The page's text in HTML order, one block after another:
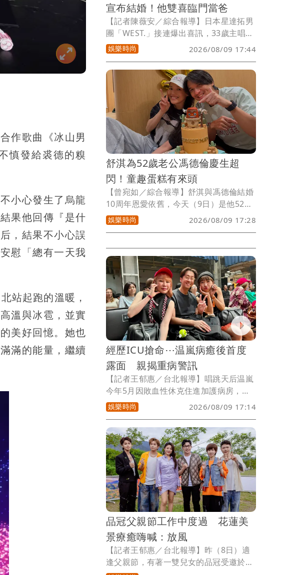
作歌曲《冰山男
慎發給裘德的糗
小心發生了烏龍
果他回傳『是什
，結果不小心誤
慰「總有一天我
站起跑的溫暖，
溫與冰雹，並實
美好回憶。她也
滿的能量，繼續
宣布結婚！他雙喜臨門當爸
【記者陳薇安／綜合報導】日本星達拓男
團「WEST.」接連爆出喜訊，33歲主唱重
岡大毅、37歲成員濱田崇裕雙雙宣布結婚
喜訊。2人今天在官網表示與圈外女友完
婚，重岡大毅更直接升格當爸，報告孩子
出生的好消息，包括已婚的桐山照史、神
山智洋，WEST.中已累積4名人夫。
娛樂時尚 2026/08/09 17:44
舒淇為52歲老公馮德倫慶生超
閃！童趣蛋糕有來頭
【曾宛如／綜合報導】舒淇與馮德倫結婚
10周年恩愛依舊，今天（9日）是他52歲
生日，她秀出為老公慶生照，2人打扮悠
閒，她Ｔ恤配牛仔褲，他更是穿家居短
YA，她和老公說「Happy birthday ，祝
所願皆成」。現場只有可愛精緻的蛋糕及
身後的慶生氣球排字，布置簡單卻溫馨，
夫妻倆甜蜜笑意漾開，幸福得讓人羨慕。
娛樂時尚 2026/08/09 17:28
經歷ICU搶命⋯温嵐病癒後首度
露面 親揭重病警訊
【記者王郁惠／台北報導】唱跳天后温嵐
今年5月因敗血性休克住進加護病房，經
歷11天治療後康復出院，身為泰雅族協會
副理事長的她，今（9日）低調現身「達
拉愛音樂季」，力挺男友雷諾（Talaw）
演出，這也是她病癒後首度公開露面，她
透露目前持續定期追蹤，表示：「前陣子
讓大家擔心，然後現在醫生說恢復得很
好，然後也感謝祖靈、上帝的保守。」
娛樂時尚 2026/08/09 17:14
品冠父親節工作中度過 花蓮美
景療癒嗨喊：放風
【記者王郁惠／台北報導】昨（8日）適
逢父親節，有著一雙兒女的品冠受邀於